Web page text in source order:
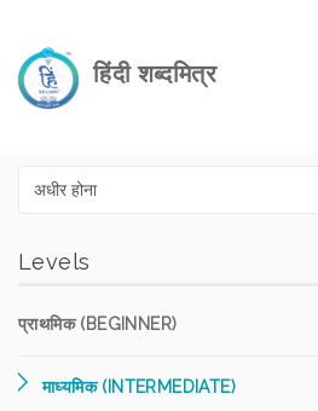
हिंदी शब्दमित्र
Levels
प्राथमिक (BEGINNER)
माध्यमिक (INTERMEDIATE)